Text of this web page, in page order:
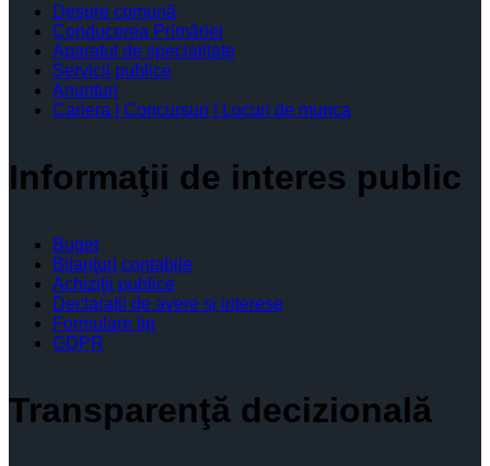
Despre comună
Conducerea Primăriei
Aparatul de specialitate
Servicii publice
Anunturi
Cariera | Concursuri | Locuri de munca
Informaţii de interes public
Buget
Bilanţuri contabile
Achiziţii publice
Declaratii de avere si interese
Formulare tip
GDPR
Transparenţă decizională